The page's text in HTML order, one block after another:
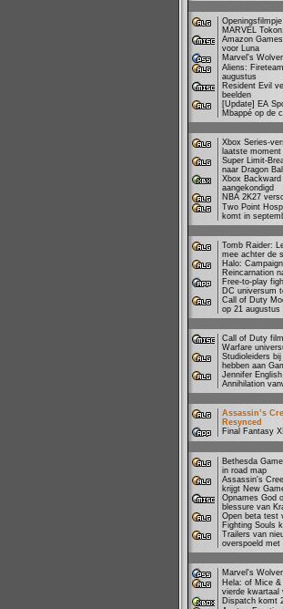
MARVEL
Amazon
voor Luna
Marvel's
Aliens:
augustus
Resident Evil
beelden
[Update] EA
Mbappé op de
Xbox Series-
laatste
Super Limit-
naar Dragon
Xbox
aangekondigd
NBA 2K27
Two Point
komt in
Tomb Raider:
mee achter de
Halo:
Reincarnation
Free-to-play
DC universum
Call of Duty
op 21 augustus
Call of Duty
Warfare
Studioleiders
hebben aan
Jennifer
Annihilation
Assassin’s
Resynced
Final Fantasy
Bethesda
in road map
Assassin's
krijgt New
Opnames God
blessure van
Open beta test
Fighting Souls
Trailers van
overspoeld met
Marvel's
Hela: of Mice
vierde kwartaal
Dispatch komt